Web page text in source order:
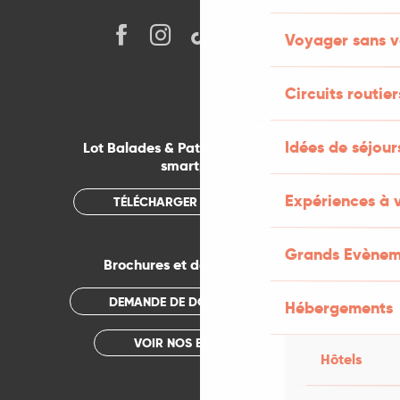
Voyager sans
Circuits
Idées de
Expériences à
Grands
Hébergements
Hôtels
Lot Balades & Patrimoines sur votre
smartphone
TÉLÉCHARGER L'APPLICATION
Brochures et documentations
DEMANDE DE DOCUMENTATION
VOIR NOS BROCHURES